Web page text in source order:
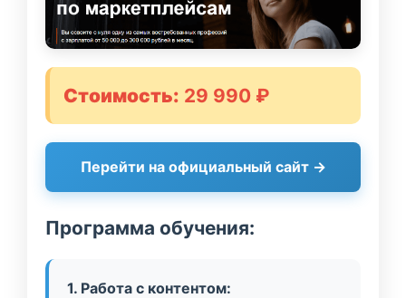
Стоимость: 29 990 ₽
Перейти на официальный сайт →
Программа обучения:
1. Работа с контентом: